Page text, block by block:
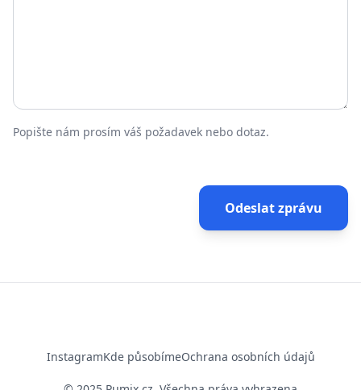
Popište nám prosím váš požadavek nebo dotaz.
Odeslat zprávu
InstagramKde působímeOchrana osobních údajů